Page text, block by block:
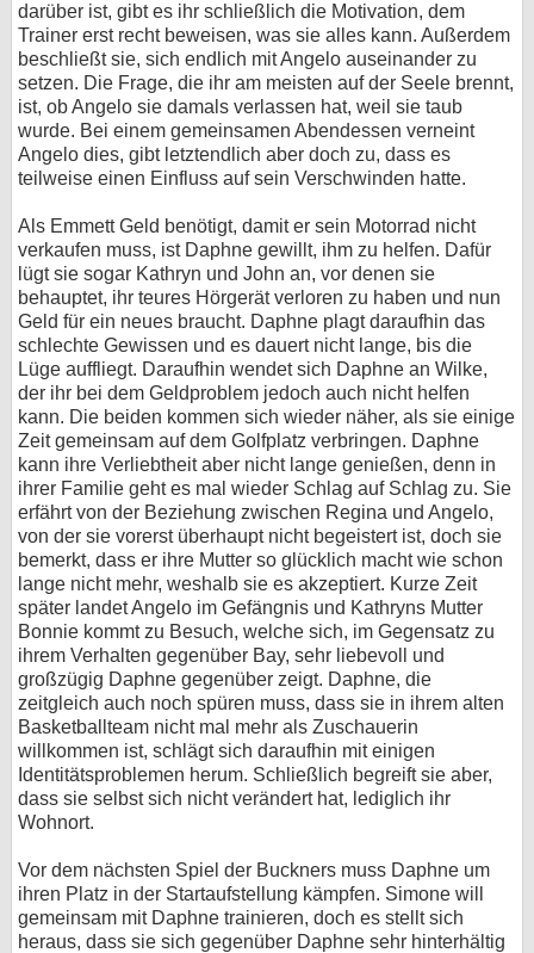
darüber ist, gibt es ihr schließlich die Motivation, dem
Trainer erst recht beweisen, was sie alles kann. Außerdem
beschließt sie, sich endlich mit Angelo auseinander zu
setzen. Die Frage, die ihr am meisten auf der Seele brennt,
ist, ob Angelo sie damals verlassen hat, weil sie taub
wurde. Bei einem gemeinsamen Abendessen verneint
Angelo dies, gibt letztendlich aber doch zu, dass es
teilweise einen Einfluss auf sein Verschwinden hatte.
Als Emmett Geld benötigt, damit er sein Motorrad nicht
verkaufen muss, ist Daphne gewillt, ihm zu helfen. Dafür
lügt sie sogar Kathryn und John an, vor denen sie
behauptet, ihr teures Hörgerät verloren zu haben und nun
Geld für ein neues braucht. Daphne plagt daraufhin das
schlechte Gewissen und es dauert nicht lange, bis die
Lüge auffliegt. Daraufhin wendet sich Daphne an Wilke,
der ihr bei dem Geldproblem jedoch auch nicht helfen
kann. Die beiden kommen sich wieder näher, als sie einige
Zeit gemeinsam auf dem Golfplatz verbringen. Daphne
kann ihre Verliebtheit aber nicht lange genießen, denn in
ihrer Familie geht es mal wieder Schlag auf Schlag zu. Sie
erfährt von der Beziehung zwischen Regina und Angelo,
von der sie vorerst überhaupt nicht begeistert ist, doch sie
bemerkt, dass er ihre Mutter so glücklich macht wie schon
lange nicht mehr, weshalb sie es akzeptiert. Kurze Zeit
später landet Angelo im Gefängnis und Kathryns Mutter
Bonnie kommt zu Besuch, welche sich, im Gegensatz zu
ihrem Verhalten gegenüber Bay, sehr liebevoll und
großzügig Daphne gegenüber zeigt. Daphne, die
zeitgleich auch noch spüren muss, dass sie in ihrem alten
Basketballteam nicht mal mehr als Zuschauerin
willkommen ist, schlägt sich daraufhin mit einigen
Identitätsproblemen herum. Schließlich begreift sie aber,
dass sie selbst sich nicht verändert hat, lediglich ihr
Wohnort.
Vor dem nächsten Spiel der Buckners muss Daphne um
ihren Platz in der Startaufstellung kämpfen. Simone will
gemeinsam mit Daphne trainieren, doch es stellt sich
heraus, dass sie sich gegenüber Daphne sehr hinterhältig